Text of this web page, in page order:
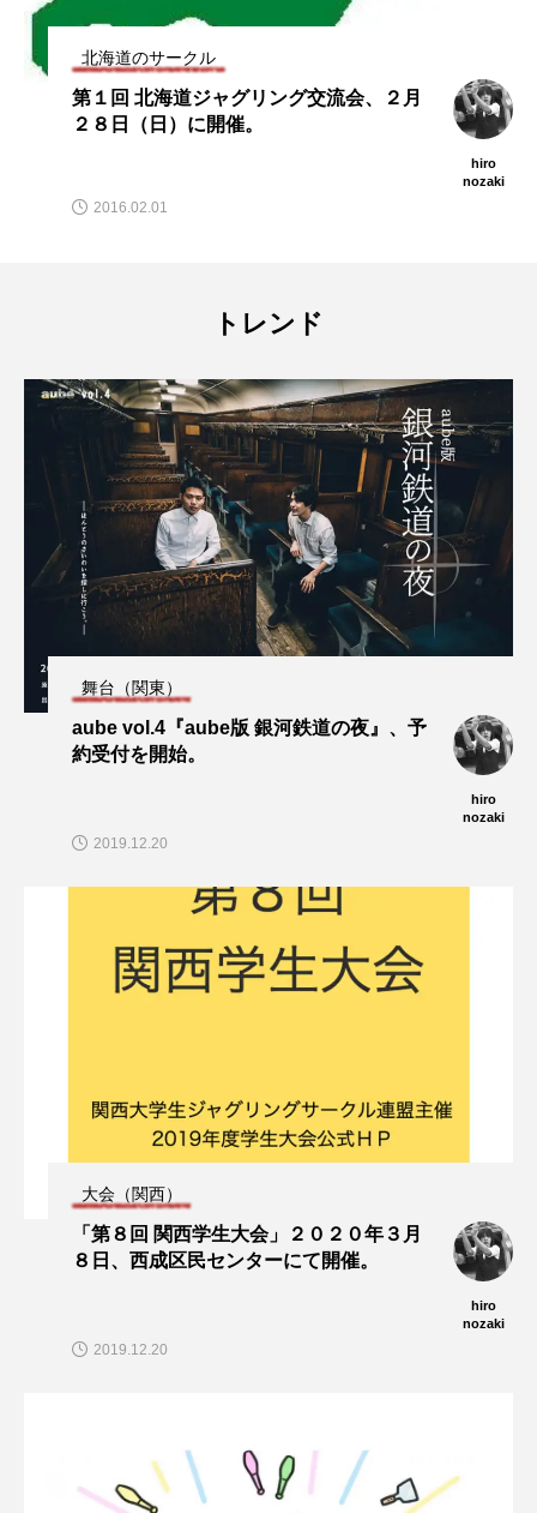
ャグリング交流会、２月
「第９回 北海道
月１０日、エル
トレンド
舞台（関東）
aube vol.4『aube版 銀河鉄道の夜』、予
約受付を開始。
hiro
nozaki
2019.12.20
大会（関西）
「第８回 関西学生大会」２０２０年３月
８日、西成区民センターにて開催。
hiro
nozaki
2019.12.20